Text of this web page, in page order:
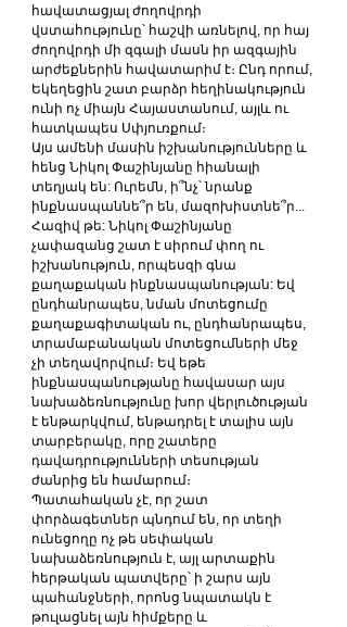
հավատացյալ ժողովրդի
վստահությունը՝ հաշվի առնելով, որ հայ
ժողովրդի մի զգալի մասն իր ազգային
արժեքներին հավատարիմ է։ Ընդ որում,
Եկեղեցին շատ բարձր հեղինակություն
ունի ոչ միայն Հայաստանում, այլև ու
հատկապես Սփյուռքում։
Այս ամենի մասին իշխանությունները և
հենց Նիկոլ Փաշինյանը հիանալի
տեղյակ են: Ուրեմն, ի՞նչ՝ նրանք
ինքնասպաննե՞ր են, մազոխիստնե՞ր...
Հազիվ թե: Նիկոլ Փաշինյանը
չափազանց շատ է սիրում փող ու
իշխանություն, որպեսզի գնա
քաղաքական ինքնասպանության: Եվ
ընդհանրապես, նման մոտեցումը
քաղաքագիտական ու, ընդհանրապես,
տրամաբանական մոտեցումների մեջ
չի տեղավորվում։ Եվ եթե
ինքնասպանությանը հավասար այս
նախաձեռնությունը խոր վերլուծության
է ենթարկվում, ենթադրել է տալիս այն
տարբերակը, որը շատերը
դավադրությունների տեսության
ժանրից են համարում։
Պատահական չէ, որ շատ
փորձագետներ պնդում են, որ տեղի
ունեցողը ոչ թե սեփական
նախաձեռնություն է, այլ արտաքին
հերթական պատվերը՝ ի շարս այն
պահանջների, որոնց նպատակն է
թուլացնել այն հիմքերը և